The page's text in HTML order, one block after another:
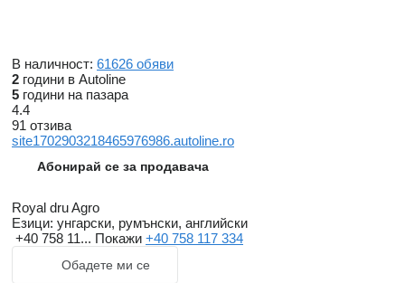
В наличност: 61626 обяви
2 години в Autoline
5 години на пазара
4.4
91 отзива
site1702903218465976986.autoline.ro
Абонирай се за продавача
Royal dru Agro
Езици: унгарски, румънски, английски
+40 758 11... Покажи +40 758 117 334
Обадете ми се